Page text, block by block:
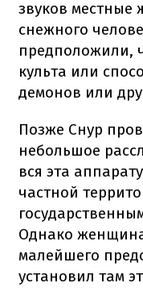
звуков местные
снежного
предположили,
культа или
демонов или
Позже Снур
небольшое
вся эта
частной
Однако
малейшего
установил там